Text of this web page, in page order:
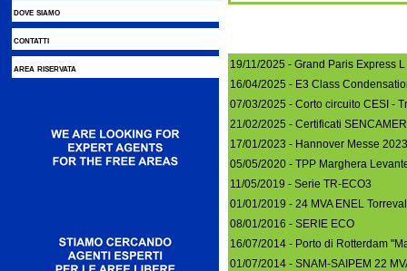
dove siamo
contatti
area riservata
19/11/2025 - Grand Paris Express
16/04/2025 - E3 Class
07/03/2025 - Corto circuito CESI -
21/02/2025 - Certificati SENCAMER
17/01/2023 - Hannover Messe 2023
05/05/2020 - TPP Marghera
11/05/2019 - Serie TR-ECO3
01/01/2019 - 24 MVA ENEL
08/01/2016 - SERIE ECO
16/07/2014 - Porto di Rotterdam
01/07/2014 - SNAM-SAIPEM 22